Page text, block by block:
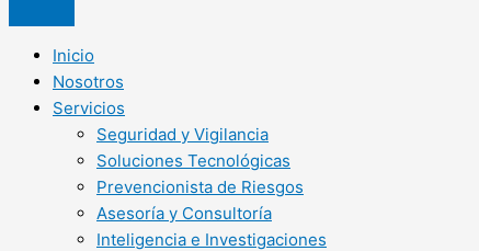
Inicio
Nosotros
Servicios
Seguridad y Vigilancia
Soluciones Tecnológicas
Prevencionista de Riesgos
Asesoría y Consultoría
Inteligencia e Investigaciones